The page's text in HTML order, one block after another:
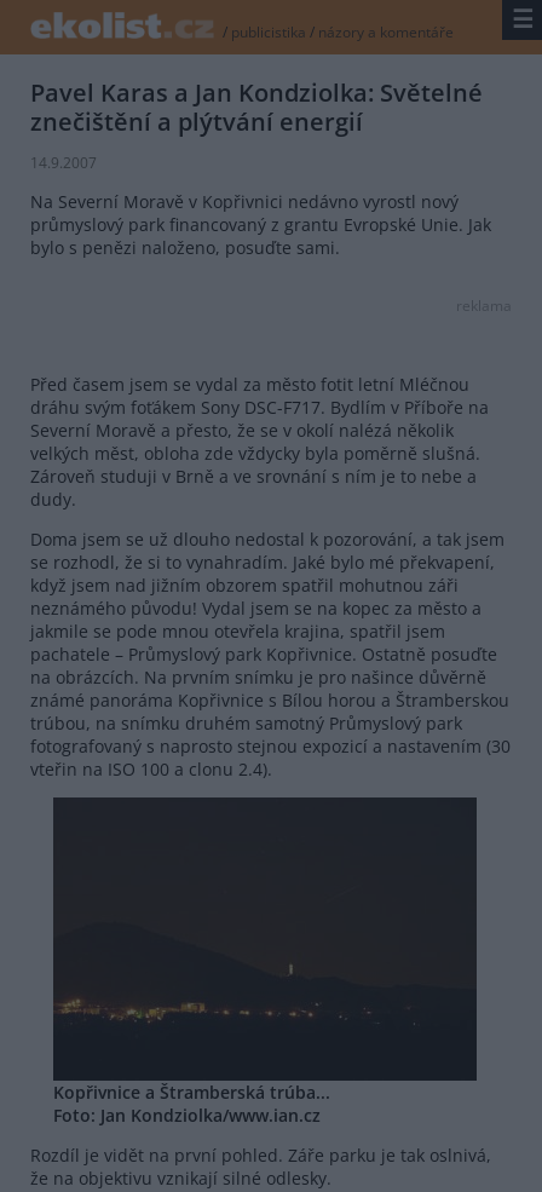
/ publicistika / názory a komentáře ☰
Pavel Karas a Jan Kondziolka: Světelné
znečištění a plýtvání energií
14.9.2007
Na Severní Moravě v Kopřivnici nedávno vyrostl nový
průmyslový park financovaný z grantu Evropské Unie. Jak
bylo s penězi naloženo, posuďte sami.
reklama
Před časem jsem se vydal za město fotit letní Mléčnou
dráhu svým foťákem Sony DSC-F717. Bydlím v Příboře na
Severní Moravě a přesto, že se v okolí nalézá několik
velkých měst, obloha zde vždycky byla poměrně slušná.
Zároveň studuji v Brně a ve srovnání s ním je to nebe a
dudy.
Doma jsem se už dlouho nedostal k pozorování, a tak jsem
se rozhodl, že si to vynahradím. Jaké bylo mé překvapení,
když jsem nad jižním obzorem spatřil mohutnou záři
neznámého původu! Vydal jsem se na kopec za město a
jakmile se pode mnou otevřela krajina, spatřil jsem
pachatele – Průmyslový park Kopřivnice. Ostatně posuďte
na obrázcích. Na prvním snímku je pro našince důvěrně
známé panoráma Kopřivnice s Bílou horou a Štramberskou
trúbou, na snímku druhém samotný Průmyslový park
fotografovaný s naprosto stejnou expozicí a nastavením (30
vteřin na ISO 100 a clonu 2.4).
Kopřivnice a Štramberská trúba...
Foto: Jan Kondziolka/www.ian.cz
Rozdíl je vidět na první pohled. Záře parku je tak oslnivá,
že na objektivu vznikají silné odlesky.